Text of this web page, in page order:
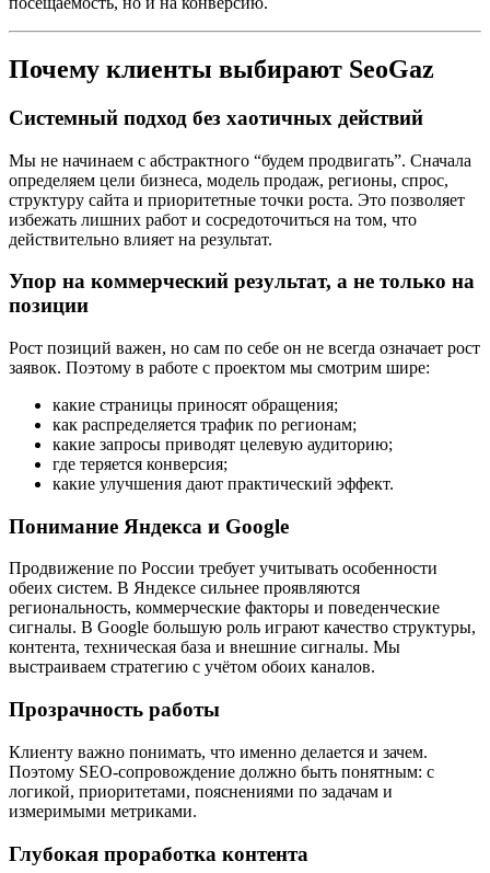
Почему клиенты выбирают SeoGaz
Системный подход без хаотичных действий
Мы не начинаем с абстрактного “будем продвигать”. Сначала
определяем цели бизнеса, модель продаж, регионы, спрос,
структуру сайта и приоритетные точки роста. Это позволяет
избежать лишних работ и сосредоточиться на том, что
действительно влияет на результат.
Упор на коммерческий результат, а не только на
позиции
Рост позиций важен, но сам по себе он не всегда означает рост
заявок. Поэтому в работе с проектом мы смотрим шире:
какие страницы приносят обращения;
как распределяется трафик по регионам;
какие запросы приводят целевую аудиторию;
где теряется конверсия;
какие улучшения дают практический эффект.
Понимание Яндекса и Google
Продвижение по России требует учитывать особенности
обеих систем. В Яндексе сильнее проявляются
региональность, коммерческие факторы и поведенческие
сигналы. В Google большую роль играют качество структуры,
контента, техническая база и внешние сигналы. Мы
выстраиваем стратегию с учётом обоих каналов.
Прозрачность работы
Клиенту важно понимать, что именно делается и зачем.
Поэтому SEO-сопровождение должно быть понятным: с
логикой, приоритетами, пояснениями по задачам и
измеримыми метриками.
Глубокая проработка контента